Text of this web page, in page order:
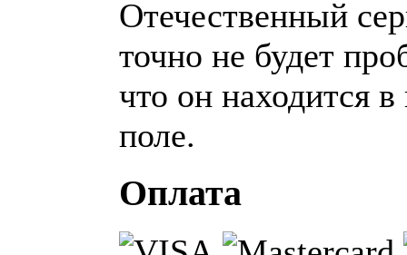
Отечественный
точно не будет
что он находится
поле.
Оплата